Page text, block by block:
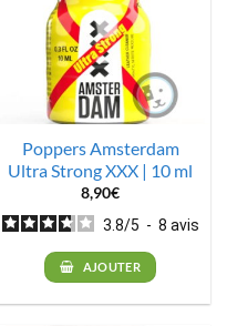
Poppers Amsterdam
Ultra Strong XXX | 10 ml
8,90€
3.8/5 - 8 avis
AJOUTER